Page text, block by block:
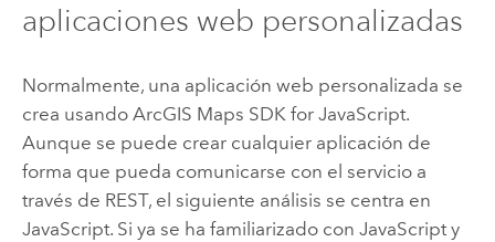
aplicaciones web personalizadas
Normalmente, una aplicación web personalizada se
crea usando ArcGIS Maps SDK for JavaScript.
Aunque se puede crear cualquier aplicación de
forma que pueda comunicarse con el servicio a
través de REST, el siguiente análisis se centra en
JavaScript. Si ya se ha familiarizado con JavaScripty